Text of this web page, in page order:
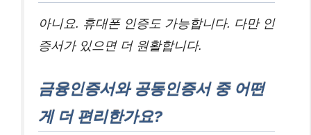
아니요. 휴대폰 인증도 가능합니다. 다만 인
증서가 있으면 더 원활합니다.
금융인증서와 공동인증서 중 어떤
게 더 편리한가요?